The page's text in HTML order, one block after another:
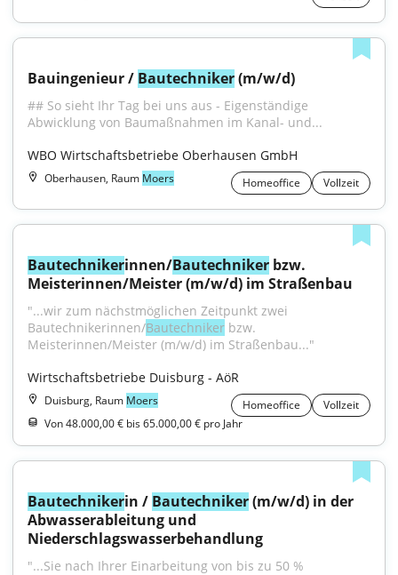
Bauingenieur / Bautechniker (m/w/d)
## So sieht Ihr Tag bei uns aus - Eigenständige
Abwicklung von Baumaßnahmen im Kanal- und...
WBO Wirtschaftsbetriebe Oberhausen GmbH
Oberhausen, Raum Moers Homeoffice Vollzeit
Bautechnikerinnen/Bautechniker bzw.
Meisterinnen/Meister (m/w/d) im Straßenbau
"...wir zum nächstmöglichen Zeitpunkt zwei
Bautechnikerinnen/Bautechniker bzw.
Meisterinnen/Meister (m/w/d) im Straßenbau..."
Wirtschaftsbetriebe Duisburg - AöR
Duisburg, Raum Moers Homeoffice
Vollzeit
Von 48.000,00 € bis 65.000,00 € pro Jahr
Bautechnikerin / Bautechniker (m/w/d) in der
Abwasserableitung und
Niederschlagswasserbehandlung
"...Sie nach Ihrer Einarbeitung von bis zu 50 %